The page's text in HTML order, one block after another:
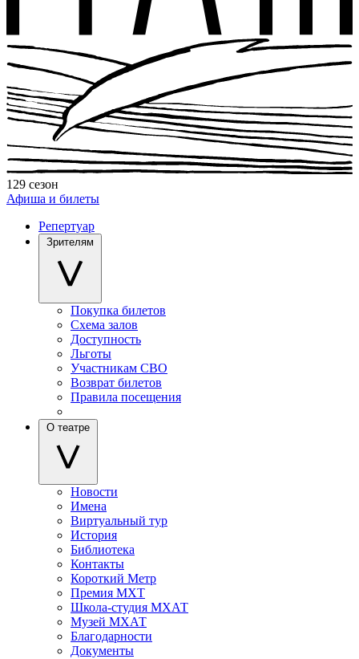
129 сезон
Афиша и билеты
Репертуар
Зрителям
Покупка билетов
Схема залов
Доступность
Льготы
Участникам СВО
Возврат билетов
Правила посещения
О театре
Новости
Имена
Виртуальный тур
История
Библиотека
Контакты
Короткий Метр
Премия МХТ
Школа-студия МХАТ
Музей МХАТ
Благодарности
Документы